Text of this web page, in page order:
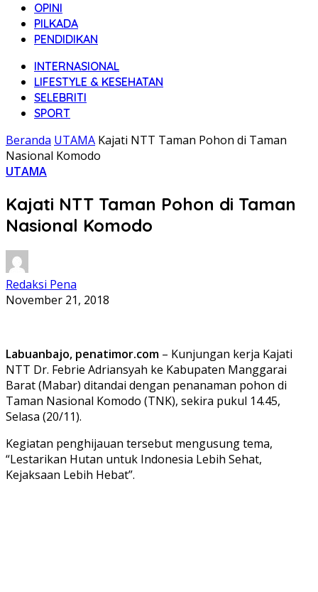
OPINI
PILKADA
PENDIDIKAN
INTERNASIONAL
LIFESTYLE & KESEHATAN
SELEBRITI
SPORT
Beranda UTAMA Kajati NTT Taman Pohon di Taman
Nasional Komodo
UTAMA
Kajati NTT Taman Pohon di Taman
Nasional Komodo
Redaksi Pena
November 21, 2018
Labuanbajo, penatimor.com – Kunjungan kerja Kajati
NTT Dr. Febrie Adriansyah ke Kabupaten Manggarai
Barat (Mabar) ditandai dengan penanaman pohon di
Taman Nasional Komodo (TNK), sekira pukul 14.45,
Selasa (20/11).
Kegiatan penghijauan tersebut mengusung tema,
“Lestarikan Hutan untuk Indonesia Lebih Sehat,
Kejaksaan Lebih Hebat”.